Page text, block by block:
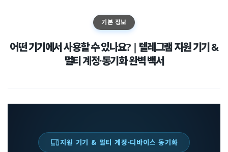
기본 정보
어떤 기기에서 사용할 수 있나요? | 텔레그램 지원 기기 &
멀티 계정·동기화 완벽 백서
devices지원 기기 & 멀티 계정·디바이스 동기화